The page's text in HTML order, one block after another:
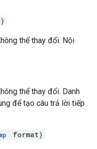
)
thể thay đổi. Nội
thể thay đổi. Danh
để tạo câu trả lời tiếp
format)